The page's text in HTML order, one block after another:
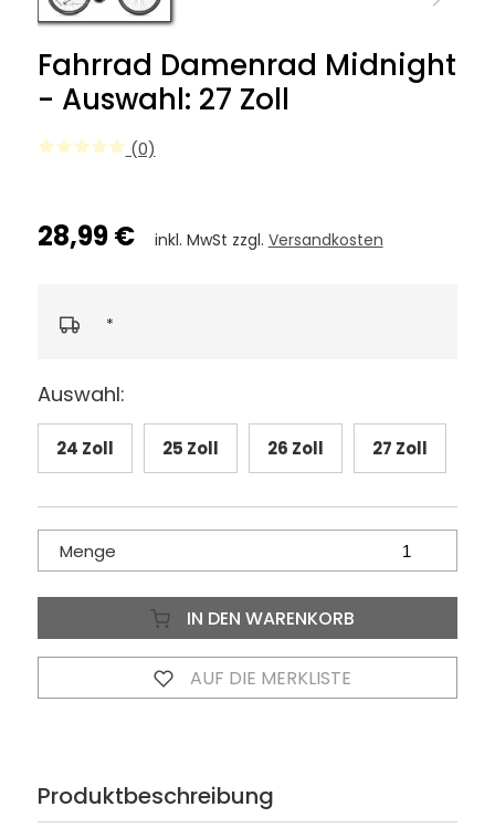
Fahrrad Damenrad Midnight
- Auswahl: 27 Zoll
(0)
28,99 € inkl. MwSt zzgl. Versandkosten
*
Auswahl:
24 Zoll 25 Zoll 26 Zoll 27 Zoll
Menge
IN DEN WARENKORB
AUF DIE MERKLISTE
Produktbeschreibung